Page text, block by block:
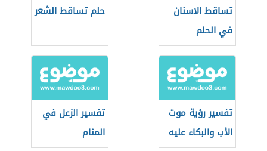
تساقط الاسنان
في الحلم
حلم تساقط الشعر
تفسير رؤية موت
الأب والبكاء عليه
تفسير الزعل في
المنام